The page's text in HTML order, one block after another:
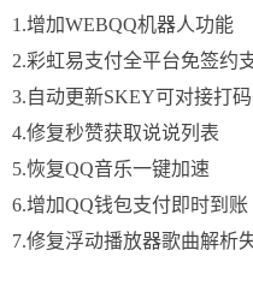
1.增加WEBQQ机器人功能
2.彩虹易支付全平台免签约
3.自动更新SKEY可对接打
4.修复秒赞获取说说列表
5.恢复QQ音乐一键加速
6.增加QQ钱包支付即时到账
7.修复浮动播放器歌曲解析